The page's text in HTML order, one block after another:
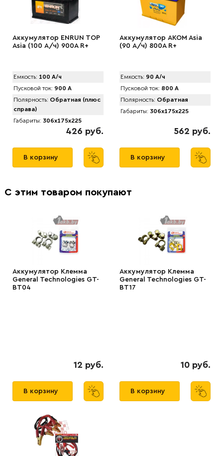
Аккумулятор ENRUN TOP
Asia (100 А/ч) 900A R+
Емкость: 100 А/ч
Пусковой ток: 900 А
Полярность: Обратная (плюс
справа)
Габариты: 306x175x225
426 руб.
В корзину
Аккумулятор AKOM Asia
(90 А/ч) 800A R+
Емкость: 90 А/ч
Пусковой ток: 800 А
Полярность: Обратная
Габариты: 306x175x225
562 руб.
В корзину
С этим товаром покупают
Аккумулятор Клемма
General Technologies GT-
BT04
12 руб.
В корзину
Аккумулятор Клемма
General Technologies GT-
BT17
10 руб.
В корзину